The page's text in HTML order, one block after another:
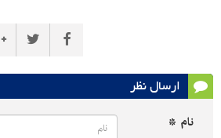
ارسال نظر
نام *